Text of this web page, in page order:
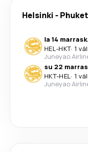
Helsinki - Phuket
la 14 marrask.
HEL-HKT· 1
Juneyao
su 22
HKT-HEL· 1
Juneyao